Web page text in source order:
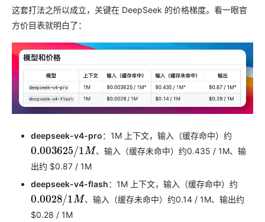
这套打法之所以成立，关键在 DeepSeek 的价格梯度。看一眼官
方价目表就明白了：
deepseek-v4-pro：1M 上下文，输入（缓存命中）约
、 输入 （缓存未命中） 约
0.003625/1M、输 入（缓 存未命中）约
0.435 / 1M、输
出约 $0.87 / 1M
deepseek-v4-flash：1M 上下文，输入（缓存命中）约
、 输入 （缓存未命中） 约
0.0028/1M、输 入（缓 存未命中）约
0.14 / 1M、输出约
$0.28 / 1M